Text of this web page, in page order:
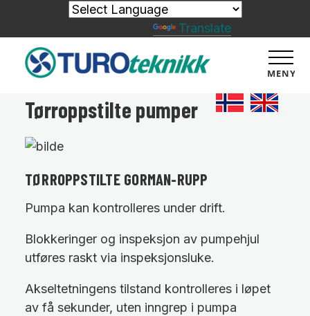
MENY
Tørroppstilte pumper
TØRROPPSTILTE GORMAN-RUPP
Pumpa kan kontrolleres under drift.
Blokkeringer og inspeksjon av pumpehjul
utføres raskt via inspeksjonsluke.
Akseltetningens tilstand kontrolleres i løpet
av få sekunder, uten inngrep i pumpa
Translate